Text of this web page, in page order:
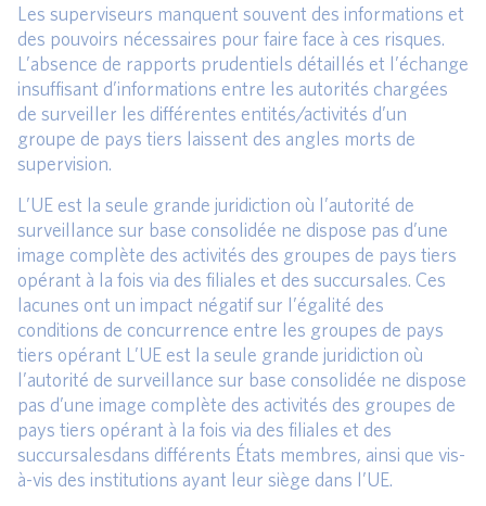
Les superviseurs manquent souvent des informations et
des pouvoirs nécessaires pour faire face à ces risques.
L’absence de rapports prudentiels détaillés et l’échange
insuffisant d’informations entre les autorités chargées
de surveiller les différentes entités/activités d’un
groupe de pays tiers laissent des angles morts de
supervision.
L’UE est la seule grande juridiction où l’autorité de
surveillance sur base consolidée ne dispose pas d’une
image complète des activités des groupes de pays tiers
opérant à la fois via des filiales et des succursales. Ces
lacunes ont un impact négatif sur l’égalité des
conditions de concurrence entre les groupes de pays
tiers opérant L’UE est la seule grande juridiction où
l’autorité de surveillance sur base consolidée ne dispose
pas d’une image complète des activités des groupes de
pays tiers opérant à la fois via des filiales et des
succursalesdans différents États membres, ainsi que vis-
à-vis des institutions ayant leur siège dans l’UE.